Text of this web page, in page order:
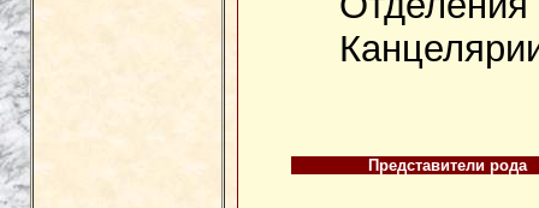
Представители рода